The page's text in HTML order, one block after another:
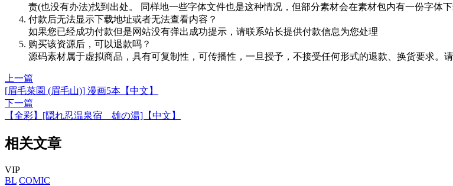
责(也没有办法)找到出处。 同样地一些字体文件也是这种情况，但部分素材会在素材包内有一份字体下
付款后无法显示下载地址或者无法查看内容？
如果您已经成功付款但是网站没有弹出成功提示，请联系站长提供付款信息为您处理
购买该资源后，可以退款吗？
源码素材属于虚拟商品，具有可复制性，可传播性，一旦授予，不接受任何形式的退款、换货要求。
上一篇
[眉毛菜園 (眉毛山)] 漫画5本【中文】
下一篇
【全彩】[隠れ忍温泉宿 雄の湯]【中文】
相关文章
VIP
BL COMIC